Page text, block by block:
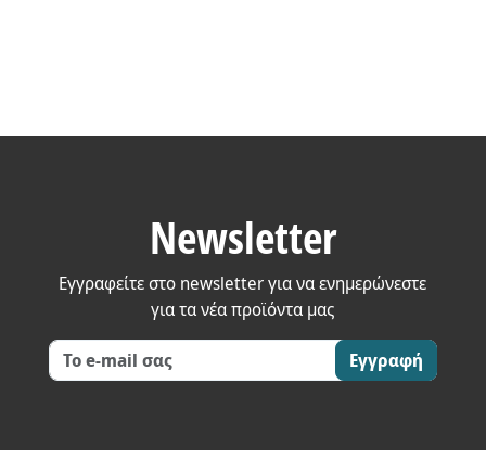
Newsletter
Εγγραφείτε στο newsletter για να ενημερώνεστε
για τα νέα προϊόντα μας
Εγγραφή